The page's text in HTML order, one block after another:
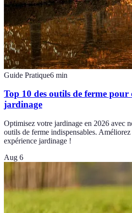
Guide Pratique6 min
Top 10 des outils de ferme
jardinage
Optimisez votre jardinage en 2026 avec
outils de ferme indispensables.
expérience jardinage !
Aug 6